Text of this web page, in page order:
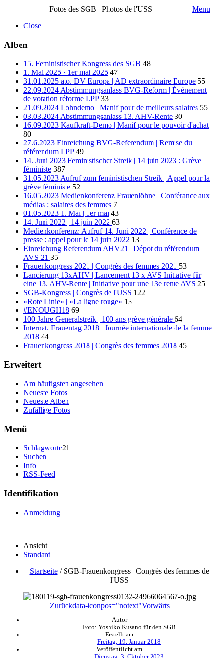
Fotos des SGB | Photos de l'USS
Menu
Close
Alben
15. Feministischer Kongress des SGB 48
1. Mai 2025 · 1er mai 2025 47
31.01.2025 a.o. DV Europa | AD extraordinaire Europe 55
22.09.2024 Abstimmungsanlass BVG-Reform | Événement
de votation réforme LPP 33
21.09.2024 Lohndemo | Manif pour de meilleurs salaires 55
03.03.2024 Abstimmungsanlass 13. AHV-Rente 30
16.09.2023 Kaufkraft-Demo | Manif pour le pouvoir d'achat
80
27.6.2023 Einreichung BVG-Referendum | Remise du
référendum LPP 49
14. Juni 2023 Feministischer Streik | 14 juin 2023 : Grève
féministe 387
31.05.2023 Aufruf zum feministischen Streik | Appel pour la
grève féministe 52
16.05.2023 Medienkonferenz Frauenlöhne | Conférance aux
médias : salaires des femmes 7
01.05.2023 1. Mai | 1er mai 43
14. Juni 2022 | 14 juin 2022 63
Medienkonferenz: Aufruf 14. Juni 2022 | Conférence de
presse : appel pour le 14 juin 2022 13
Einreichung Referendum AHV21 | Dépot du référendum
AVS 21 35
Frauenkongress 2021 | Congrès des femmes 2021 53
Lancierung 13xAHV | Lancement 13 x AVS Initiative für
eine 13. AHV-Rente | Initiative pour une 13e rente AVS 25
SGB-Kongress | Congrès de l'USS 122
«Rote Linie» | «La ligne rouge» 13
#ENOUGH18 69
100 Jahre Generalstreik | 100 ans grève générale 64
Internat. Frauentag 2018 | Journée internationale de la femme
2018 44
Frauenkongress 2018 | Congrès des femmes 2018 45
Erweitert
Am häufigsten angesehen
Neueste Fotos
Neueste Alben
Zufällige Fotos
Menü
Schlagworte21
Suchen
Info
RSS-Feed
Identifikation
Anmeldung
Ansicht
Standard
Startseite/ SGB-Frauenkongress | Congrès des femmes de
l'USS
Zurückdata-iconpos="notext"Vorwärts
Autor
Foto: Yoshiko Kusano für den SGB
Erstellt am
Freitag, 19. Januar 2018
Veröffentlicht am
Dienstag, 3. Oktober 2023